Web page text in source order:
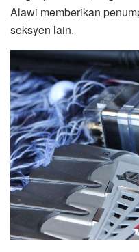
Alawi memberikan
seksyen lain.